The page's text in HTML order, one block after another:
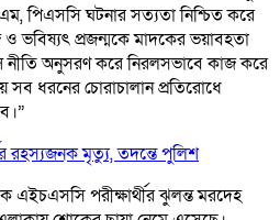
পিএসসি ঘটনার সত্যতা নিশ্চিত করে
ভবিষ্যৎ প্রজন্মকে মাদকের ভয়াবহতা
নীতি অনুসরণ করে নিরলসভাবে কাজ করে
সব ধরনের চোরাচালান প্রতিরোধে
রহস্যজনক মৃত্যু, তদন্তে পুলিশ
এইচএসসি পরীক্ষার্থীর ঝুলন্ত মরদেহ